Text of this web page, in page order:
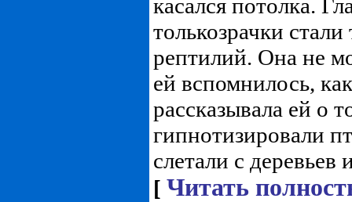
касался потолка.
толькозрачки
рептилий. Она не
ей вспомнилось,
рассказывала ей о
гипнотизировали
слетали с деревьев
[ Читать